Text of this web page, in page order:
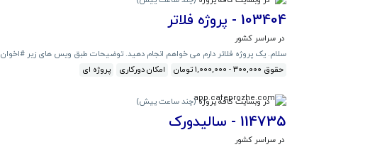
103404 - پروژه فلاتر
در سراسر کشور
سلام. یک پروژه فلاتر دارم می خواهم انجام دهید‌. توضیحات طبق ویس های زیر #اخوان 4 روز مهلت اجرا 5 درصد ضمانت ...
حقوق 300,000 - 1,000,000 تومان
امکان دورکاری پروژه ای
در وبسایت کافه پروژه (چند ساعت پیش)
114735 - سالیدورک
در سراسر کشور